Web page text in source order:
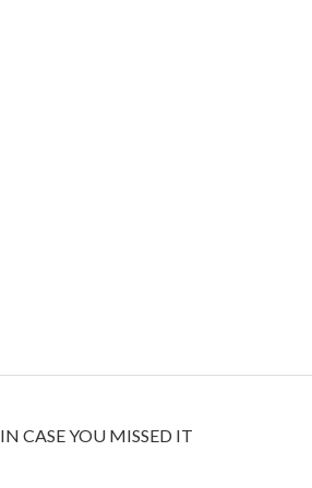
IN CASE YOU MISSED IT